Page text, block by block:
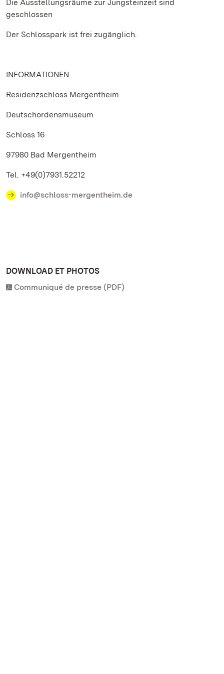
Die Ausstellungsräume zur Jungsteinzeit sind
geschlossen
Der Schlosspark ist frei zugänglich.
INFORMATIONEN
Residenzschloss Mergentheim
Deutschordensmuseum
Schloss 16
97980 Bad Mergentheim
Tel. +49(0)7931.52212
info@schloss-mergentheim.de
DOWNLOAD ET PHOTOS
Communiqué de presse (PDF)